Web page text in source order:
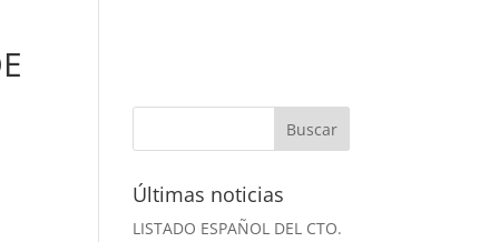
Últimas noticias
LISTADO ESPAÑOL DEL CTO.